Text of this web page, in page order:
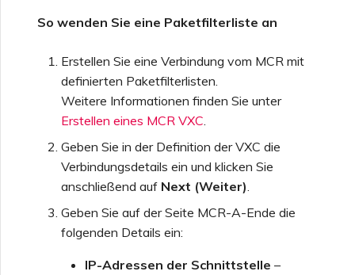
So wenden Sie eine Paketfilterliste an
Erstellen Sie eine Verbindung vom MCR mit
definierten Paketfilterlisten.
Weitere Informationen finden Sie unter
Erstellen eines MCR VXC
Geben Sie in der Definition der VXC die
Verbindungsdetails ein und klicken Sie
anschließend auf Next (Weiter)
Geben Sie auf der Seite MCR-A-Ende die
folgenden Details ein:
IP-Adressen der Schnittstelle –